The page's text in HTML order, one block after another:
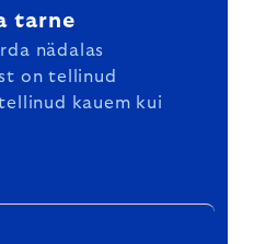
tarne
nädalas
on tellinud
kauem kui